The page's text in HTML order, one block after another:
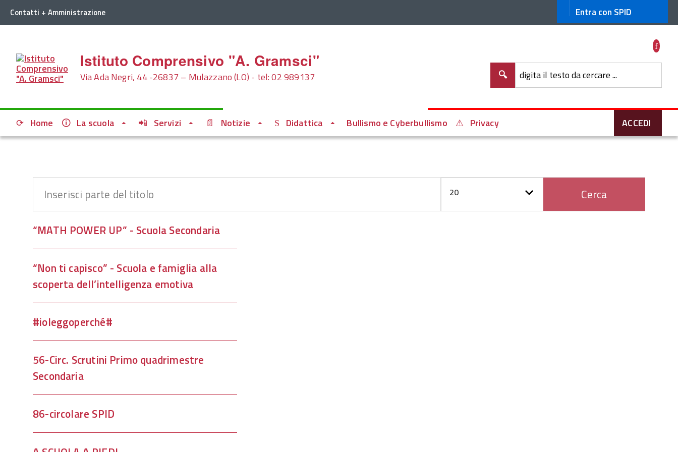
Contatti + Amministrazione Entra con SPID
Istituto Comprensivo "A. Gramsci"
Via Ada Negri, 44 -26837 – Mulazzano (LO) - tel: 02 989137 digita il testo da cercare ...
Home ACCEDI
La scuola Servizi Notizie Didattica Bullismo e Cyberbullismo Privacy
COM_TAGS_FORM_FILTER_LEGEND
parte
titolo
20 Cerca
“MATH POWER UP” - Scuola Secondaria
“Non ti capisco” - Scuola e famiglia alla
scoperta dell’intelligenza emotiva
#ioleggoperché#
56-Circ. Scrutini Primo quadrimestre
Secondaria
86-circolare SPID